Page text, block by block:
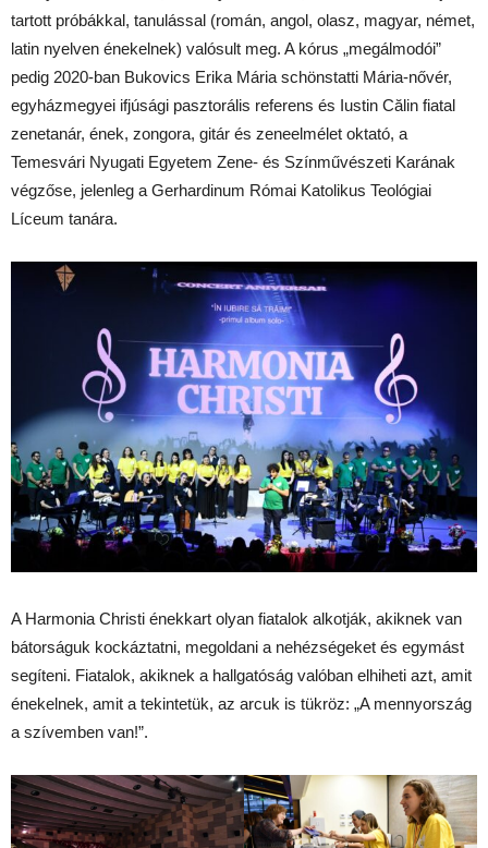
tartott próbákkal, tanulással (román, angol, olasz, magyar, német,
latin nyelven énekelnek) valósult meg. A kórus „megálmodói”
pedig 2020-ban Bukovics Erika Mária schönstatti Mária-nővér,
egyházmegyei ifjúsági pasztorális referens és Iustin Călin fiatal
zenetanár, ének, zongora, gitár és zeneelmélet oktató, a
Temesvári Nyugati Egyetem Zene- és Színművészeti Karának
végzőse, jelenleg a Gerhardinum Római Katolikus Teológiai
Líceum tanára.
A Harmonia Christi énekkart olyan fiatalok alkotják, akiknek van
bátorságuk kockáztatni, megoldani a nehézségeket és egymást
segíteni. Fiatalok, akiknek a hallgatóság valóban elhiheti azt, amit
énekelnek, amit a tekintetük, az arcuk is tükröz: „A mennyország
a szívemben van!”.